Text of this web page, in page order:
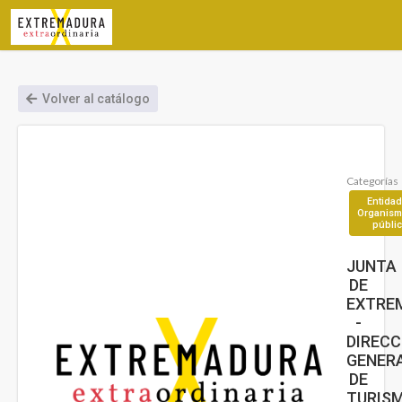
Volver al catálogo
Categorías
JUNTA
DE
-
DE